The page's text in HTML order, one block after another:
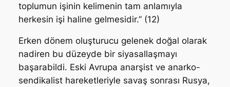
toplumun işinin kelimenin tam anlamıyla
herkesin işi haline gelmesidir.” (12)
Erken dönem oluşturucu gelenek doğal olarak
nadiren bu düzeyde bir siyasallaşmayı
başarabildi. Eski Avrupa anarşist ve anarko-
sendikalist hareketleriyle savaş sonrası Rusya,